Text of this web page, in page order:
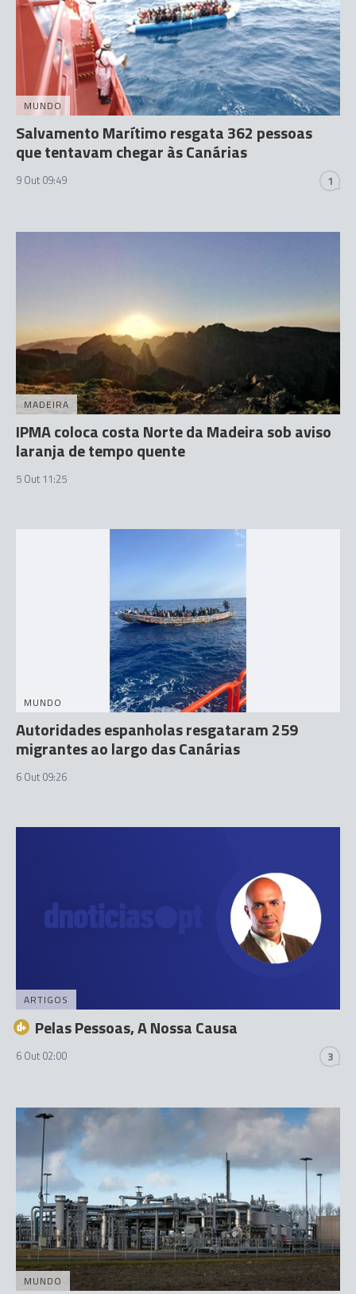
MUNDO
Salvamento Marítimo resgata 362 pessoas
que tentavam chegar às Canárias
9 Out 09:49 1
MADEIRA
IPMA coloca costa Norte da Madeira sob aviso
laranja de tempo quente
5 Out 11:25
MUNDO
Autoridades espanholas resgataram 259
migrantes ao largo das Canárias
6 Out 09:26
ARTIGOS
Pelas Pessoas, A Nossa Causa
6 Out 02:00 3
MUNDO